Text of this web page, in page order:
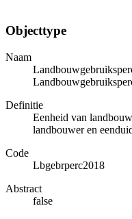
Objecttype
Naam
Definitie
Eenheid van
landbouwer en
Code
Lbgebrperc2018
Abstract
false